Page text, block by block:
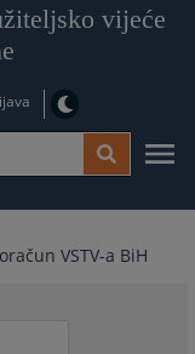
vijeće
VSTV-a BiH